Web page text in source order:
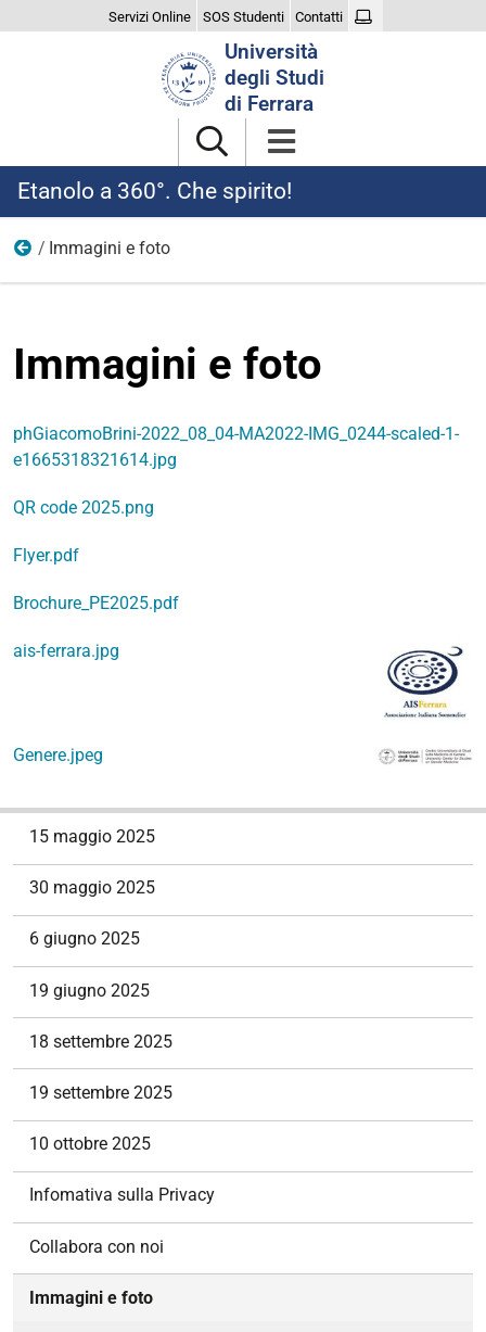
Servizi Online SOS Studenti Contatti
Università
degli Studi
di Ferrara
Etanolo a 360°. Che spirito!
Home
Immagini e foto
Immagini e foto
phGiacomoBrini-2022_08_04-MA2022-IMG_0244-scaled-1-
e1665318321614.jpg
QR code 2025.png
Flyer.pdf
Brochure_PE2025.pdf
ais-ferrara.jpg
Genere.jpeg
15 maggio 2025
30 maggio 2025
6 giugno 2025
19 giugno 2025
18 settembre 2025
19 settembre 2025
10 ottobre 2025
Infomativa sulla Privacy
Collabora con noi
Immagini e foto